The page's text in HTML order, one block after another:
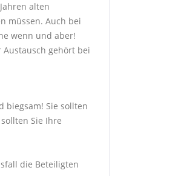
alten
müssen. Auch bei
wenn und aber!
gehört bei
biegsam! Sie sollten
Sie Ihre
die Beteiligten